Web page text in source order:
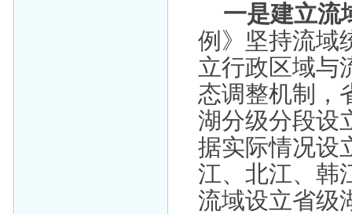
一是建立流
例》坚持流域
立行政区域与
态调整机制，
湖分级分段设
据实际情况设
江、北江、韩
流域设立省级